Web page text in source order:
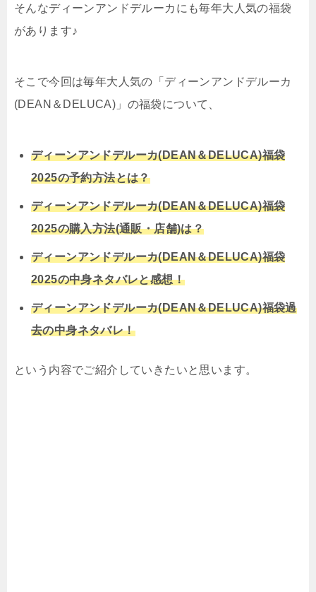
そんなディーンアンドデルーカにも毎年大人気の福袋
があります♪
そこで今回は毎年大人気の「ディーンアンドデルーカ
(DEAN＆DELUCA)」の福袋について、
ディーンアンドデルーカ(DEAN＆DELUCA)福袋
2025の予約方法とは？
ディーンアンドデルーカ(DEAN＆DELUCA)福袋
2025の購入方法(通販・店舗)は？
ディーンアンドデルーカ(DEAN＆DELUCA)福袋
2025の中身ネタバレと感想！
ディーンアンドデルーカ(DEAN＆DELUCA)福袋過
去の中身ネタバレ！
という内容でご紹介していきたいと思います。